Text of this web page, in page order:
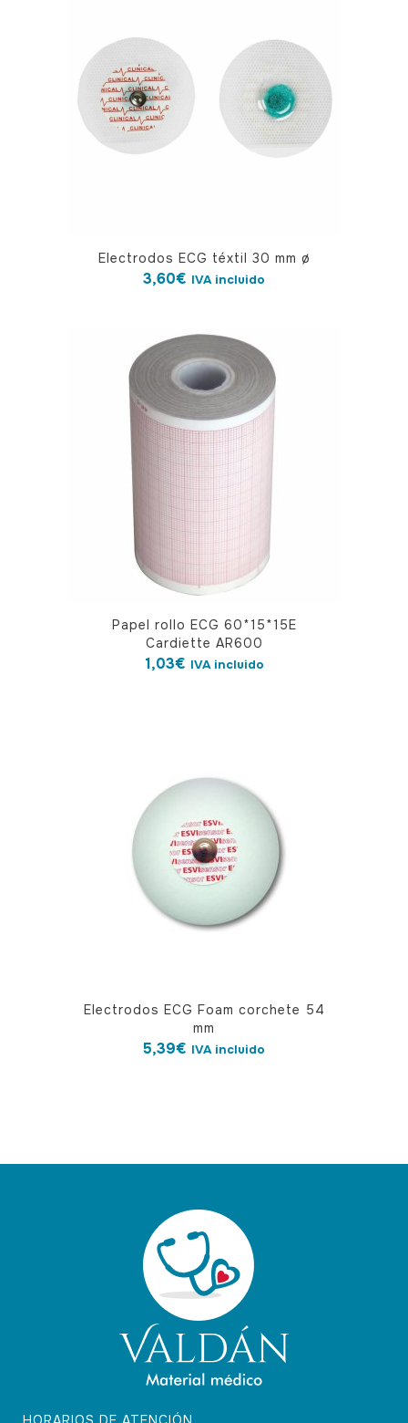
Electrodos ECG téxtil 30 mm ø
3,60€ IVA incluido
Papel rollo ECG 60*15*15E
Cardiette AR600
1,03€ IVA incluido
Electrodos ECG Foam corchete 54
mm
5,39€ IVA incluido